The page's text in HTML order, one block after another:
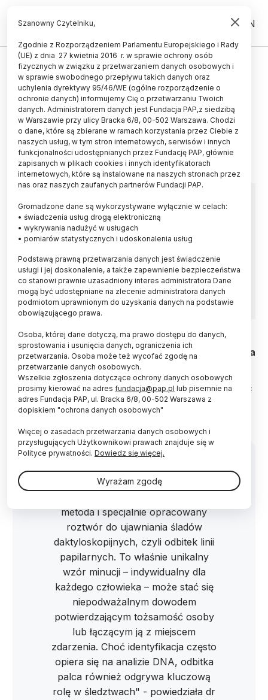
PL EN
TECHNOLOGIA
Wynalazek naukowczyni z
Gdańska pomoże w walce z
przestępcami
10.12.2024
aktualizacja: 10.12.2024
3 minuty czytania
Read the English version of this article
Naukowczyni z Uniwersytetu Gdańskiego dr Aneta
Lewkowicz opracowała nową metodę ujawniania
śladów daktyloskopijnych m.in. z paragonów czy
dokumentów rządowych. Jej wynalazek może dać
niepodważalny dowód potwierdzający tożsamość
osoby lub łączący ją z miejscem zdarzenia.
metoda i specjalnie opracowany
roztwór do ujawniania śladów
daktyloskopijnych, czyli odbitek linii
papilarnych. To właśnie unikalny
wzór minucji – indywidualny dla
każdego człowieka – może stać się
niepodważalnym dowodem
potwierdzającym tożsamość osoby
lub łączącym ją z miejscem
zdarzenia. Choć identyfikacja często
opiera się na analizie DNA, odbitka
palca również odgrywa kluczową
rolę w śledztwach" - powiedziała dr
Szanowny Czytelniku,
Zgodnie z Rozporządzeniem Parlamentu Europejskiego i Rady
(UE) z dnia 27 kwietnia 2016 r. w sprawie ochrony osób
fizycznych w związku z przetwarzaniem danych osobowych i
w sprawie swobodnego przepływu takich danych oraz
uchylenia dyrektywy 95/46/WE (ogólne rozporządzenie o
ochronie danych) informujemy Cię o przetwarzaniu Twoich
danych. Administratorem danych jest Fundacja PAP,z siedzibą
w Warszawie przy ulicy Bracka 6/8, 00-502 Warszawa. Chodzi
o dane, które są zbierane w ramach korzystania przez Ciebie z
naszych usług, w tym stron internetowych, serwisów i innych
funkcjonalności udostępnianych przez Fundację PAP, głównie
zapisanych w plikach cookies i innych identyfikatorach
internetowych, które są instalowane na naszych stronach przez
nas oraz naszych zaufanych partnerów Fundacji PAP.
Gromadzone dane są wykorzystywane wyłącznie w celach:
• świadczenia usług drogą elektroniczną
• wykrywania nadużyć w usługach
• pomiarów statystycznych i udoskonalenia usług
Podstawą prawną przetwarzania danych jest świadczenie
usługi i jej doskonalenie, a także zapewnienie bezpieczeństwa
co stanowi prawnie uzasadniony interes administratora Dane
mogą być udostępniane na zlecenie administratora danych
podmiotom uprawnionym do uzyskania danych na podstawie
obowiązującego prawa.
Osoba, której dane dotyczą, ma prawo dostępu do danych,
sprostowania i usunięcia danych, ograniczenia ich
przetwarzania. Osoba może też wycofać zgodę na
przetwarzanie danych osobowych.
Wszelkie zgłoszenia dotyczące ochrony danych osobowych
prosimy kierować na adres fundacja@pap.pl lub pisemnie na
adres Fundacja PAP, ul. Bracka 6/8, 00-502 Warszawa z
dopiskiem "ochrona danych osobowych"
Więcej o zasadach przetwarzania danych osobowych i
przysługujących Użytkownikowi prawach znajduje się w
Polityce prywatności. Dowiedz się więcej.
Wyrażam zgodę